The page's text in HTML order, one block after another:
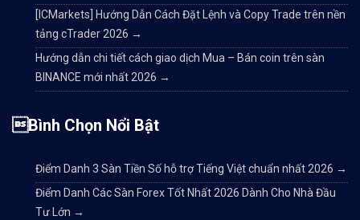
[ICMarkets] Hướng Dẫn Cách Đặt Lệnh và Copy Trade trên nền
tảng cTrader 2026 →
Hướng dẫn chi tiết cách giao dịch Mua – Bán coin trên sàn
BINANCE mới nhất 2026 →
Bình Chọn Nổi Bật
Điểm Danh 3 Sàn Tiền Số hỗ trợ Tiếng Việt chuẩn nhất 2026 →
Điểm Danh Các Sàn Forex Tốt Nhất 2026 Dành Cho Nhà Đầu
Tư Lớn →